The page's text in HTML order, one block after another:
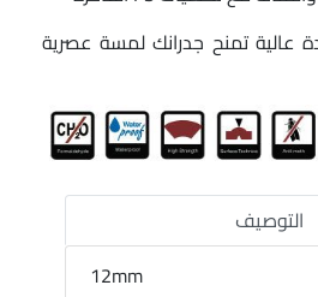
عالية تمنح جدرانك لمسة عصرية
التوصيف
12mm